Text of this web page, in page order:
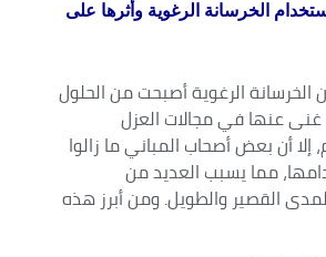
الخرسانة الرغوية وأثرها على
الخرسانة الرغوية أصبحت من الحلول
غنى عنها في مجالات العزل
إلا أن بعض أصحاب المباني ما زالوا
مما يسبب العديد من
القصير والطويل. ومن أبرز هذه